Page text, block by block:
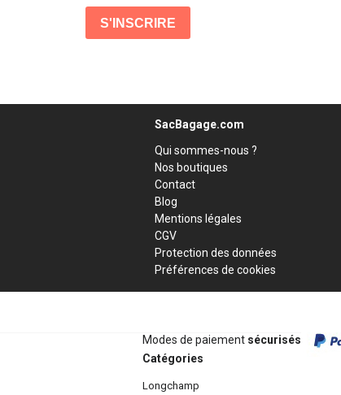
SacBagage.com
Qui sommes-nous ?
Nos boutiques
Contact
Blog
Mentions légales
CGV
Protection des données
Préférences de cookies
Modes de paiement sécurisés
Catégories
longchamp